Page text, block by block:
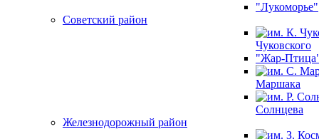
"Лукоморье"
Советский район
Чуковского
"Жар-
Маршака
Солнцева
Железнодорожный район